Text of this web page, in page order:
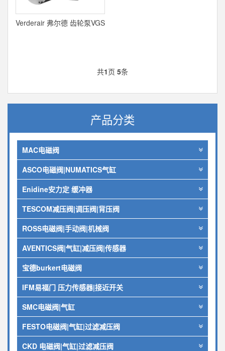
Verderair 弗尔德 齿轮泵VGS
共1页 5条
产品分类
MAC电磁阀
ASCO电磁阀|NUMATICS气缸
Enidine安力定 缓冲器
TESCOM减压阀|调压阀|背压阀
ROSS电磁阀|手动阀|机械阀
AVENTICS阀|气缸|减压阀|传感器
宝德burkert电磁阀
IFM易福门 压力传感器|接近开关
SMC电磁阀|气缸
FESTO电磁阀|气缸|过滤减压阀
CKD 电磁阀|气缸|过滤减压阀